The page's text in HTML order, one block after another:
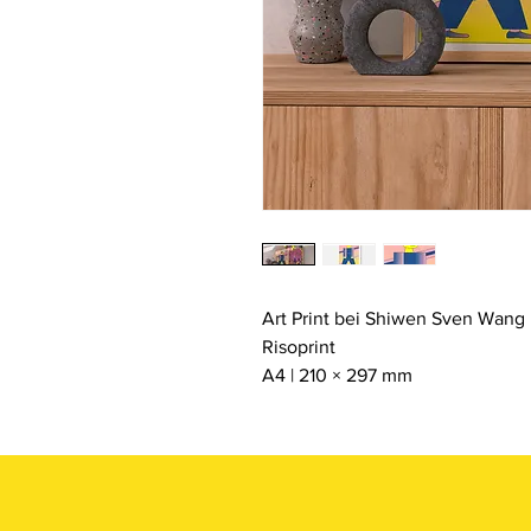
Art Print bei Shiwen Sven Wang
Risoprint
A4 | 210 × 297 mm